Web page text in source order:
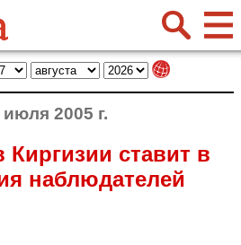
июля 2005 г.
Киргизии ставит в
наблюдателей